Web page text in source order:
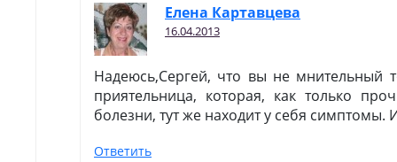
Елена Картавцева
16.04.2013
Надеюсь,Сергей, что вы не мнительный
приятельница, которая, как только
болезни, тут же находит у себя симптомы.
Ответить